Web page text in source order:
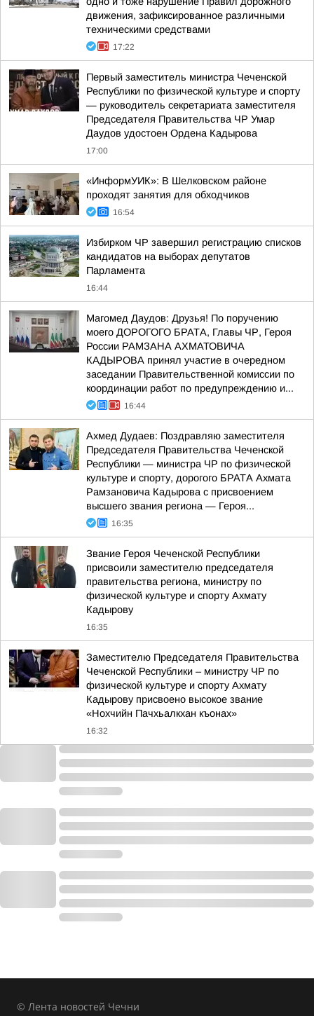
движения, зафиксированное различными
техническими средствами
17:22
Первый заместитель министра Чеченской
Республики по физической культуре и спорту
— руководитель секретариата заместителя
Председателя Правительства ЧР Умар
Даудов удостоен Ордена Кадырова
17:00
«ИнформУИК»: В Шелковском районе
проходят занятия для обходчиков
16:54
Избирком ЧР завершил регистрацию списков
кандидатов на выборах депутатов
Парламента
16:44
Магомед Даудов: Друзья! По поручению
моего ДОРОГОГО БРАТА, Главы ЧР, Героя
России РАМЗАНА АХМАТОВИЧА
КАДЫРОВА принял участие в очередном
заседании Правительственной комиссии по
координации работ по предупреждению и...
16:44
Ахмед Дудаев: Поздравляю заместителя
Председателя Правительства Чеченской
Республики — министра ЧР по физической
культуре и спорту, дорогого БРАТА Ахмата
Рамзановича Кадырова с присвоением
высшего звания региона — Героя...
16:35
Звание Героя Чеченской Республики
присвоили заместителю председателя
правительства региона, министру по
физической культуре и спорту Ахмату
Кадырову
16:35
Заместителю Председателя Правительства
Чеченской Республики – министру ЧР по
физической культуре и спорту Ахмату
Кадырову присвоено высокое звание
«Нохчийн Пачхьалкхан къонах»
16:32
© Лента новостей Чечни